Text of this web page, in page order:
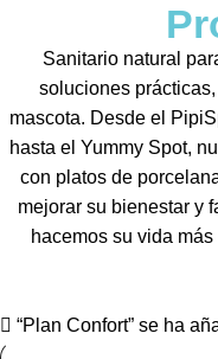
Sanitario natural
soluciones
mascota. Desde el
hasta el Yummy Spot,
con platos de
mejorar su bienestar y
hacemos su vida
“Plan Confort” se ha